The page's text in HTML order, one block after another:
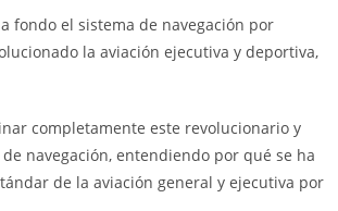
fondo el sistema de navegación por
la aviación ejecutiva y deportiva,
completamente este revolucionario y
navegación, entendiendo por qué se ha
de la aviación general y ejecutiva por